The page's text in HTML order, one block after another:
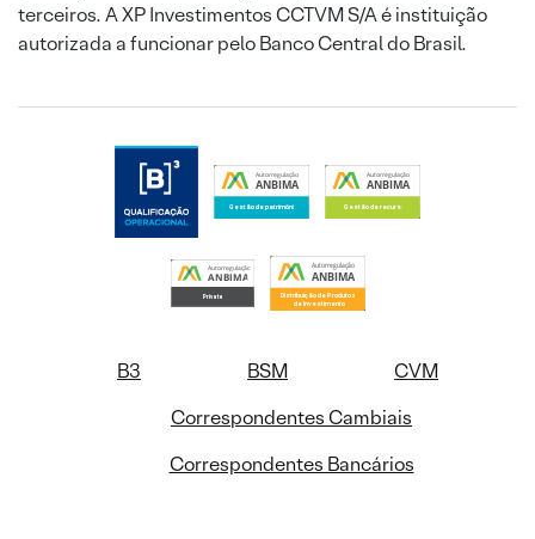
terceiros. A XP Investimentos CCTVM S/A é instituição
autorizada a funcionar pelo Banco Central do Brasil.
B3 BSM
CVM
Correspondentes Cambiais
Correspondentes Bancários